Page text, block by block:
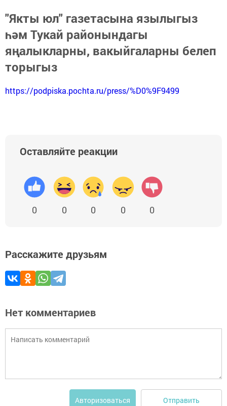
"Якты юл" газетасына язылыгыз
һәм Тукай районындагы
яңалыкларны, вакыйгаларны белеп
торыгыз
https://podpiska.pochta.ru/press/%D0%9F9499
Оставляйте реакции
0 0 0 0 0
Расскажите друзьям
Нет комментариев
Авторизоваться Отправить